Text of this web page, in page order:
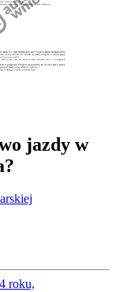
jazdy w
roku,